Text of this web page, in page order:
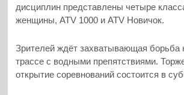
дисциплин представлены четыре
женщины, ATV 1000 и ATV Новичок.
Зрителей ждёт захватывающая борьба
трассе с водными препятствиями.
открытие соревнований состоится в